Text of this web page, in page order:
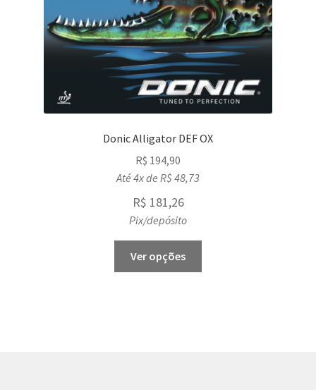
Donic Alligator DEF OX
R$ 194,90
Até 4x de R$48,73
R$ 181,26
Pix/depósito
Ver opções